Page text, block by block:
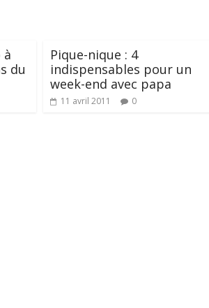
à
du
Pique-nique : 4
indispensables pour un
week-end avec papa
11 avril 2011 0